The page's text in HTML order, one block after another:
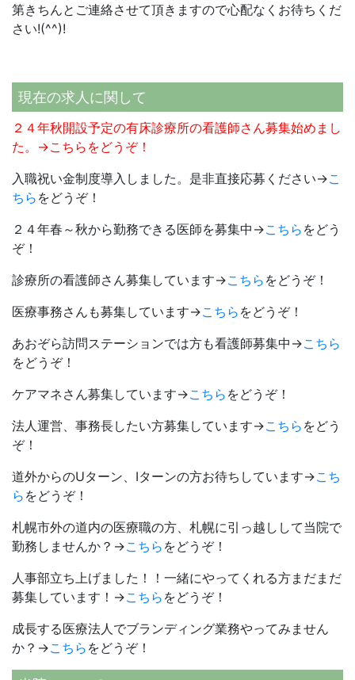
第きちんとご連絡させて頂きますので心配なくお待ちくだ
さい!(^^)!
現在の求人に関して
２４年秋開設予定の有床診療所の看護師さん募集始めまし
た。→こちら をどうぞ！
入職祝い金制度導入しました。是非直接応募ください→こ
ちら をどうぞ！
２４年春～秋から勤務できる医師を募集中→こちら をどう
ぞ！
診療所の看護師さん募集しています→こちら をどうぞ！
医療事務さんも募集しています→こちら をどうぞ！
あおぞら訪問ステーションでは方も看護師募集中→こちら
をどうぞ！
ケアマネさん募集しています→こちら をどうぞ！
法人運営、事務長したい方募集しています→こちら をどう
ぞ！
道外からのUターン、Iターンの方お待ちしています→こち
ら をどうぞ！
札幌市外の道内の医療職の方、札幌に引っ越しして当院で
勤務しませんか？→こちら をどうぞ！
人事部立ち上げました！！一緒にやってくれる方まだまだ
募集しています！→こちら をどうぞ！
成長する医療法人でブランディング業務やってみません
か？→こちら をどうぞ！